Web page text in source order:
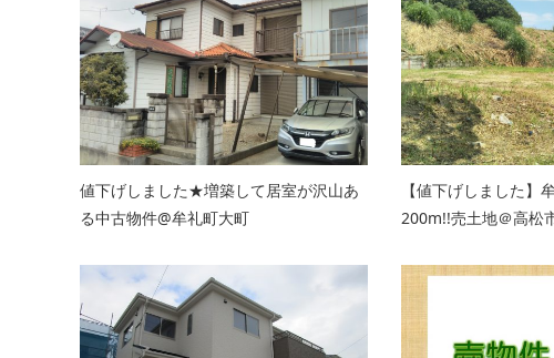
値下げしました★増築して居室が沢山あ
る中古物件@牟礼町大町
【値下げしました】
200m!!売土地＠高松